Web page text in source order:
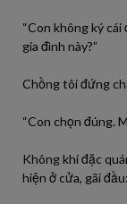
“Con không ký cái
gia đình này?”
Chồng tôi đứng
“Con chọn đúng.
Không khí đặc
hiện ở cửa, gãi đầu: